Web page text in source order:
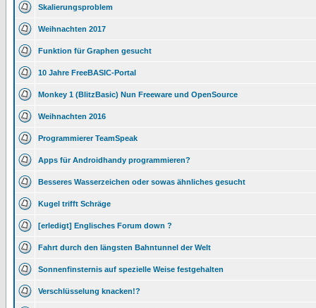
Skalierungsproblem
Weihnachten 2017
Funktion für Graphen gesucht
10 Jahre FreeBASIC-Portal
Monkey 1 (BlitzBasic) Nun Freeware und OpenSource
Weihnachten 2016
Programmierer TeamSpeak
Apps für Androidhandy programmieren?
Besseres Wasserzeichen oder sowas ähnliches gesucht
Kugel trifft Schräge
[erledigt] Englisches Forum down ?
Fahrt durch den längsten Bahntunnel der Welt
Sonnenfinsternis auf spezielle Weise festgehalten
Verschlüsselung knacken!?